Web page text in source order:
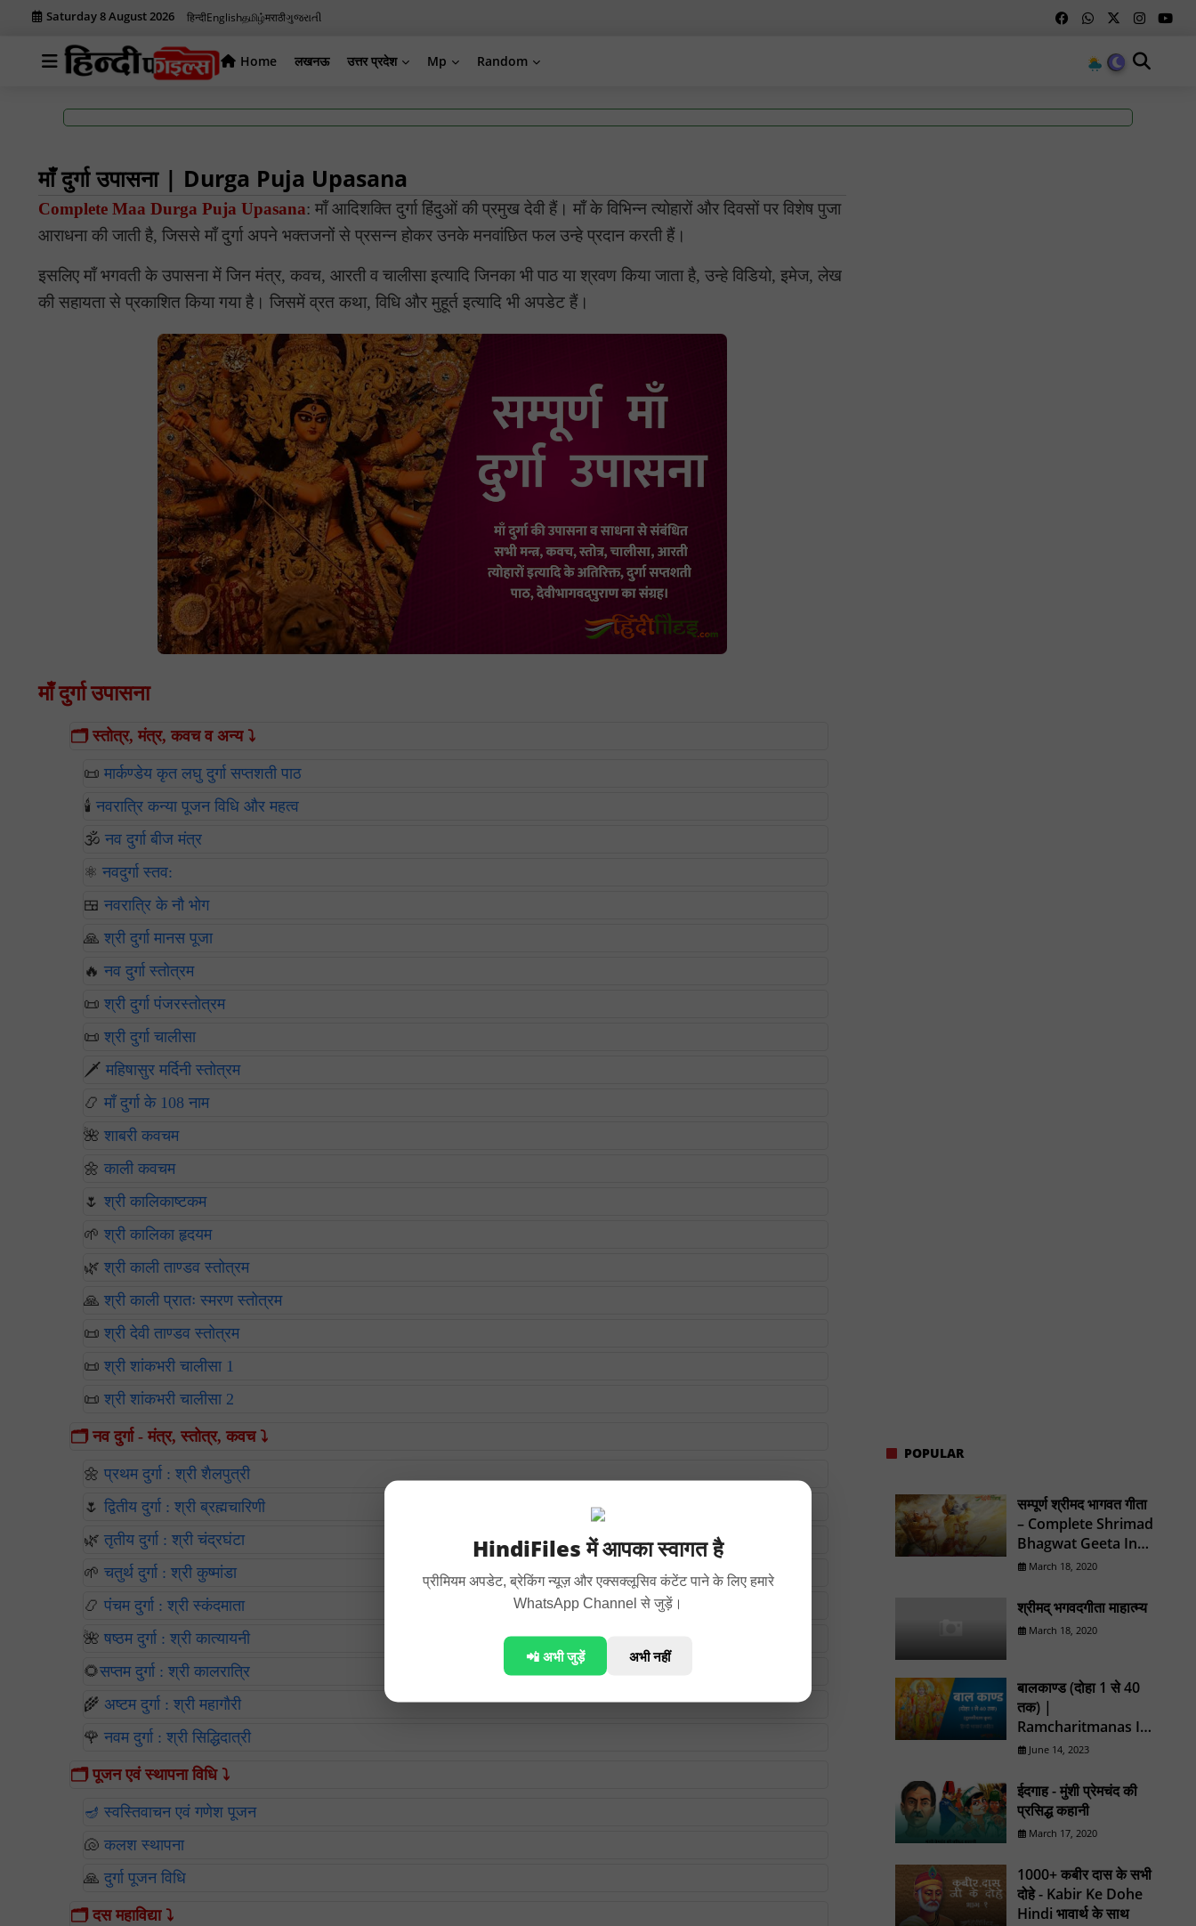
Saturday 8 August 2026 हिन्दीEnglishதமிழ்मराठीગુજરાતી
Home लखनऊ उत्तर प्रदेश Mp Random
HindiFiles में आपका स्वागत है
प्रीमियम अपडेट, ब्रेकिंग न्यूज़ और एक्सक्लूसिव कंटेंट पाने के लिए हमारे
WhatsApp Channel से जुड़ें।
📲 अभी जुड़ें अभी नहीं
माँ दुर्गा उपासना | Durga Puja Upasana
Complete Maa Durga Puja Upasana: माँ आदिशक्ति दुर्गा हिंदुओं की प्रमुख देवी हैं। माँ के विभिन्न त्योहारों और दिवसों पर विशेष पुजा
आराधना की जाती है, जिससे माँ दुर्गा अपने भक्तजनों से प्रसन्न होकर उनके मनवांछित फल उन्हे प्रदान करती हैं।
इसलिए माँ भगवती के उपासना में जिन मंत्र, कवच, आरती व चालीसा इत्यादि जिनका भी पाठ या श्रवण किया जाता है, उन्हे विडियो, इमेज, लेख
की सहायता से प्रकाशित किया गया है। जिसमें व्रत कथा, विधि और मुहूर्त इत्यादि भी अपडेट हैं।
माँ दुर्गा उपासना
🗂️ स्तोत्र, मंत्र, कवच व अन्य ⤵️
📜 मार्कण्डेय कृत लघु दुर्गा सप्तशती पाठ
🕯️ नवरात्रि कन्या पूजन विधि और महत्व
🕉️ नव दुर्गा बीज मंत्र
⚛️ नवदुर्गा स्तव:
🍱 नवरात्रि के नौ भोग
🙏 श्री दुर्गा मानस पूजा
🔥 नव दुर्गा स्तोत्रम
📜 श्री दुर्गा पंजरस्तोत्रम
📜 श्री दुर्गा चालीसा
🗡️ महिषासुर मर्दिनी स्तोत्रम
📿 माँ दुर्गा के 108 नाम
🌺 शाबरी कवचम
🌼 काली कवचम
🌷 श्री कालिकाष्टकम
🌱 श्री कालिका हृदयम
🌿 श्री काली ताण्डव स्तोत्रम
🙏 श्री काली प्रातः स्मरण स्तोत्रम
📜 श्री देवी ताण्डव स्तोत्रम
📜 श्री शांकभरी चालीसा 1
📜 श्री शांकभरी चालीसा 2
🗂️ नव दुर्गा - मंत्र, स्तोत्र, कवच ⤵️
🌼 प्रथम दुर्गा : श्री शैलपुत्री
🌷 द्वितीय दुर्गा : श्री ब्रह्मचारिणी
🌿 तृतीय दुर्गा : श्री चंद्रघंटा
🌱 चतुर्थ दुर्गा : श्री कुष्मांडा
📿 पंचम दुर्गा : श्री स्कंदमाता
🌺 षष्ठम दुर्गा : श्री कात्यायनी
🌻सप्तम दुर्गा : श्री कालरात्रि
🌾 अष्टम दुर्गा : श्री महागौरी
🌹 नवम दुर्गा : श्री सिद्धिदात्री
🗂️ पूजन एवं स्थापना विधि ⤵️
🪔 स्वस्तिवाचन एवं गणेश पूजन
🐚 कलश स्थापना
🙏 दुर्गा पूजन विधि
🗂️ दस महाविद्या ⤵️
POPULAR
सम्पूर्ण श्रीमद भागवत गीता
– Complete Shrimad
Bhagwat Geeta In
Hindi
March 18, 2020
श्रीमद् भगवदगीता माहात्म्य
March 18, 2020
बालकाण्ड (दोहा 1 से 40
तक) |
Ramcharitmanas In
Hindi
June 14, 2023
ईदगाह - मुंशी प्रेमचंद की
प्रसिद्ध कहानी
March 17, 2020
1000+ कबीर दास के सभी
दोहे - Kabir Ke Dohe
Hindi भावार्थ के साथ